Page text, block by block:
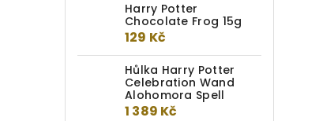
Harry Potter
Chocolate Frog 15g
129 Kč
Hůlka Harry Potter
Celebration Wand
Alohomora Spell
1 389 Kč